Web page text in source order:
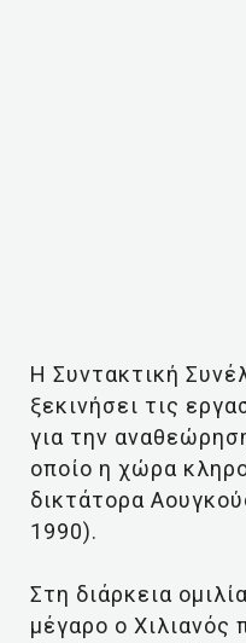
Η Συντακτική
ξεκινήσει τις
για την
οποίο η χώρα
δικτάτορα
1990).
Στη διάρκεια
μέγαρο ο Χιλιανός